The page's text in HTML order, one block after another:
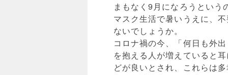
まもなく9月になろうとい
マスク生活で暑いうえに、
ないでしょうか。
コロナ禍の今、「何日も外
を抱える人が増えていると
どが良いとされ、これらは